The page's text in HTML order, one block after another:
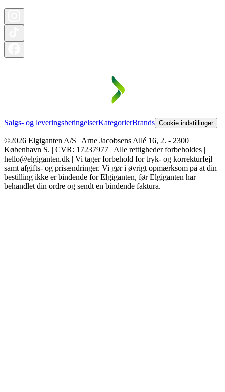
Salgs- og leveringsbetingelserKategorierBrands Cookie indstillinger
©2026 Elgiganten A/S | Arne Jacobsens Allé 16, 2. - 2300
København S. | CVR: 17237977 | Alle rettigheder forbeholdes |
hello@elgiganten.dk | Vi tager forbehold for tryk- og korrekturfejl
samt afgifts- og prisændringer. Vi gør i øvrigt opmærksom på at din
bestilling ikke er bindende for Elgiganten, før Elgiganten har
behandlet din ordre og sendt en bindende faktura.